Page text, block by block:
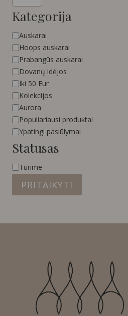
Kategorija
Kategorija
Auskarai
Hoops auskarai
Prabangūs auskarai
Dovanų idėjos
Iki 50 Eur
Kolekcijos
Aurora
Populiariausi produktai
Ypatingi pasiūlymai
Statusas
Statusas
Turime
PRITAIKYTI